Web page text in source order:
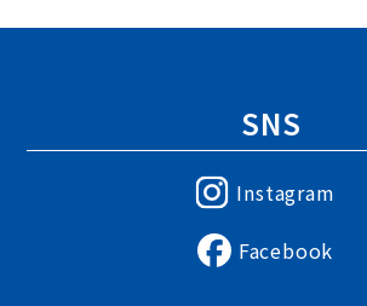
SNS
Instagram
Facebook